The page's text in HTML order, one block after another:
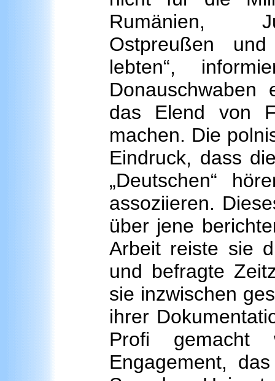
Rumänien,
Ostpreußen
lebten“,
das Elend von
machen. Die
Eindruck, dass
„Deutschen“
assoziieren.
über jene
Arbeit reiste sie
und befragte
sie inzwischen
ihrer
Profi
Engagement,